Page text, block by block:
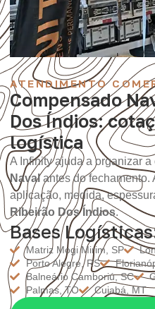
ATENDIMENTO
Compensado
Dos Índios:
logística
A Infinity ajuda a organizar
Navalantes do fechamento.
aplicação, medida,
Ribeirão Dos Índios.
Bases
Matriz Mogi Mirim, SP
Porto Alegre, RS
Balneário Camboriú, SC
Palmas, TO
Cuiabá, MT